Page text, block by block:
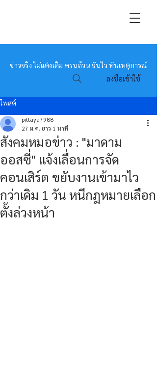
หมอข่าว
ข่าวจริง ไม่แต่งเติม ครบถ้วน ฉับไว ทันเหตุการณ์
ลงชื่อเข้าใช้
โพสต์
สังคมหมอข่าว : "มาดาม
ออสซี่" แจ้งเลื่อนการจัด
คอนเสิร์ต ขยับงานเข้ามาไว
กว่าเดิม 1 วัน หนีกฎหมายเลือก
ตั้งล่วงหน้า
pittaya7988
27 ม.ค. ยาว 1 นาที